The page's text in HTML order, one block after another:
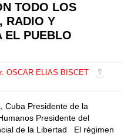
TODO LOS
RADIO Y
EL PUEBLO
OSCAR ELIAS BISCET
Cuba Presidente de la
Presidente del
de la Libertad El régimen